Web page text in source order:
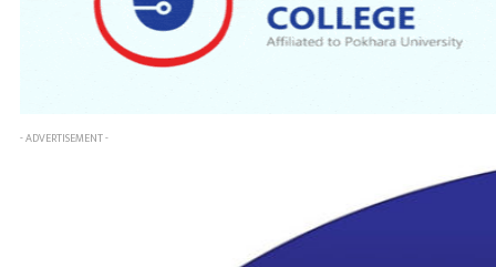
- ADVERTISEMENT -